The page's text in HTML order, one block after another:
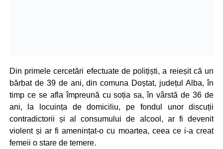
Din primele cercetări efectuate de polițiști, a reieșit că un
bărbat de 39 de ani, din comuna Doștat, județul Alba, în
timp ce se afla împreună cu soția sa, în vârstă de 36 de
ani, la locuința de domiciliu, pe fondul unor discuții
contradictorii și al consumului de alcool, ar fi devenit
violent și ar fi amenințat-o cu moartea, ceea ce i-a creat
femeii o stare de temere.